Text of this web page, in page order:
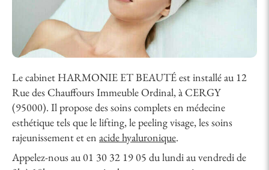
Le cabinet HARMONIE ET BEAUTÉ est installé au 12
Rue des Chauffours Immeuble Ordinal, à CERGY
(95000). Il propose des soins complets en médecine
esthétique tels que le lifting, le peeling visage, les soins
rajeunissement et en acide hyaluronique.
Appelez-nous au 01 30 32 19 05 du lundi au vendredi de